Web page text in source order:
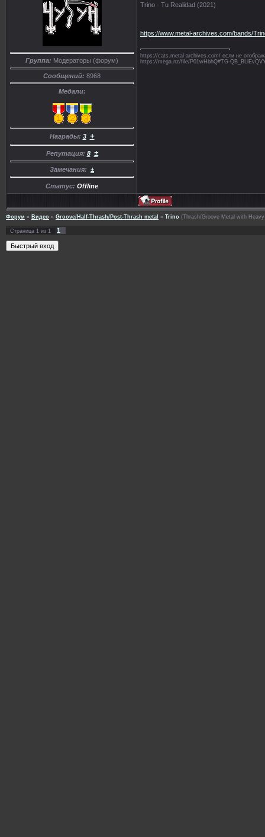
Группа: Модераторы (форум)
Сообщений: 8968
Медали:
Награды: 3 +
Репутация: 8 ±
Замечания: ±
Статус: Offline
Trino - Tu Realidad (2021)
https://www.metal-archives.com/bands/
https://cats.metal-archives.com/ если не
https://mega.nz/file/P01wHbhQ#TG-
Форум » Видео » Groove/Half-Thrash/Post-Thrash metal » Trino (Thrash/Groove Metal with
Страница 1 из 1 1